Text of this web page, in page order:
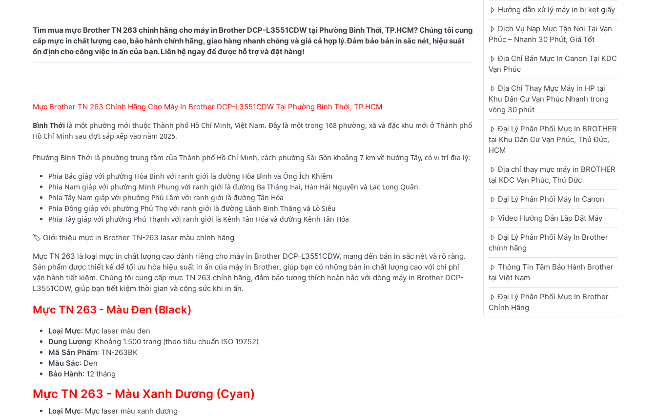
Tìm mua mực Brother TN 263 chính hãng cho máy in Brother DCP-L3551CDW tại Phường Bình Thới, TP.HCM? Chúng tôi cung
cấp mực in chất lượng cao, bảo hành chính hãng, giao hàng nhanh chóng và giá cả hợp lý. Đảm bảo bản in sắc nét, hiệu suất
Mực Brother TN 263 Chính Hãng Cho Máy In Brother DCP-L3551CDW Tại Phường Bình Thới, TP.HCM
Bình Thới là một phường mới thuộc Thành phố Hồ Chí Minh, Việt Nam. Đây là một trong 168 phường, xã và đặc khu mới ở Thành phố
Hồ Chí Minh sau đợt sắp xếp vào năm 2025.
Phường Bình Thới là phường trung tâm của Thành phố Hồ Chí Minh, cách phường Sài Gòn khoảng 7 km về hướng Tây, có vị trí địa lý:
Phía Bắc giáp với phường Hòa Bình với ranh giới là đường Hòa Bình và Ông Ích Khiêm
Phía Nam giáp với phường Minh Phụng với ranh giới là đường Ba Tháng Hai, Hàn Hải Nguyên và Lạc Long Quân
Phía Tây Nam giáp với phường Phú Lâm với ranh giới là đường Tân Hóa
Phía Đông giáp với phường Phú Thọ với ranh giới là đường Lãnh Binh Thăng và Lò Siêu
Phía Tây giáp với phường Phú Thạnh với ranh giới là Kênh Tân Hóa và đường Kênh Tân Hóa
🏷️ Giới thiệu mực in Brother TN-263 laser màu chính hãng
Mực TN 263 là loại mực in chất lượng cao dành riêng cho máy in Brother DCP-L3551CDW, mang đến bản in sắc nét và rõ ràng.
Sản phẩm được thiết kế để tối ưu hóa hiệu suất in ấn của máy in Brother, giúp bạn có những bản in chất lượng cao với chi phí
vận hành tiết kiệm. Chúng tôi cung cấp mực TN 263 chính hãng, đảm bảo tương thích hoàn hảo với dòng máy in Brother DCP-
L3551CDW, giúp bạn tiết kiệm thời gian và công sức khi in ấn.
Mực TN 263 - Màu Đen (Black)
Loại Mực: Mực laser màu đen
Dung Lượng: Khoảng 1.500 trang (theo tiêu chuẩn ISO 19752)
Mã Sản Phẩm: TN-263BK
Màu Sắc: Đen
Bảo Hành: 12 tháng
Mực TN 263 - Màu Xanh Dương (Cyan)
Loại Mực: Mực laser màu xanh dương
Hướng dẫn xử lý máy in bị kẹt giấy
Dịch Vụ Nạp Mực Tận Nơi Tại Vạn
Phúc – Nhanh 30 Phút, Giá Tốt
Địa Chỉ Bán Mực In Canon Tại KDC
Vạn Phúc
Địa Chỉ Thay Mực Máy in HP tại
Khu Dân Cư Vạn Phúc Nhanh trong
vòng 30 phút
Đại Lý Phân Phối Mực In BROTHER
tại Khu Dân Cư Vạn Phúc, Thủ Đức,
HCM
Địa chỉ thay mực máy in BROTHER
tại KDC Vạn Phúc, Thủ Đức
Đại Lý Phân Phối Máy In Canon
Video Hướng Dẫn Lắp Đặt Máy
Đại Lý Phân Phối Máy In Brother
chính hãng
Thông Tin Tâm Bảo Hành Brother
tại Việt Nam
Đại Lý Phân Phối Mực In Brother
Chính Hãng